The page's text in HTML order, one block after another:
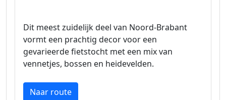
Dit meest zuidelijk deel van Noord-Brabant
vormt een prachtig decor voor een
gevarieerde fietstocht met een mix van
vennetjes, bossen en heidevelden.
Naar route